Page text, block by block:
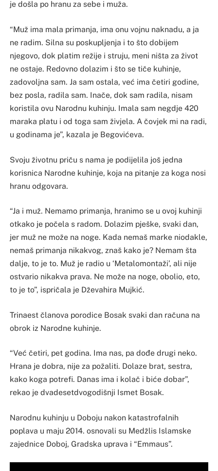
je došla po hranu za sebe i muža.
“Muž ima mala primanja, ima onu vojnu naknadu, a ja
ne radim. Silna su poskupljenja i to što dobijem
njegovo, dok platim režije i struju, meni ništa za život
ne ostaje. Redovno dolazim i što se tiče kuhinje,
zadovoljna sam. Ja sam ostala, već ima četiri godine,
bez posla, radila sam. Inače, dok sam radila, nisam
koristila ovu Narodnu kuhinju. Imala sam negdje 420
maraka platu i od toga sam živjela. A čovjek mi na radi,
u godinama je”, kazala je Begovićeva.
Svoju životnu priču s nama je podijelila još jedna
korisnica Narodne kuhinje, koja na pitanje za koga nosi
hranu odgovara.
“Ja i muž. Nemamo primanja, hranimo se u ovoj kuhinji
otkako je počela s radom. Dolazim pješke, svaki dan,
jer muž ne može na noge. Kada nemaš marke niodakle,
nemaš primanja nikakvog, znaš kako je? Nemam šta
dalje, to je to. Muž je radio u ‘Metalomontaži’, ali nije
ostvario nikakva prava. Ne može na noge, obolio, eto,
to je to”, ispričala je Dževahira Mujkić.
Trinaest članova porodice Bosak svaki dan računa na
obrok iz Narodne kuhinje.
“Već četiri, pet godina. Ima nas, pa dođe drugi neko.
Hrana je dobra, nije za požaliti. Dolaze brat, sestra,
kako koga potrefi. Danas ima i kolač i biće dobar”,
rekao je dvadesetdvogodišnji Ismet Bosak.
Narodnu kuhinju u Doboju nakon katastrofalnih
poplava u maju 2014. osnovali su Medžlis Islamske
zajednice Doboj, Gradska uprava i “Emmaus”.